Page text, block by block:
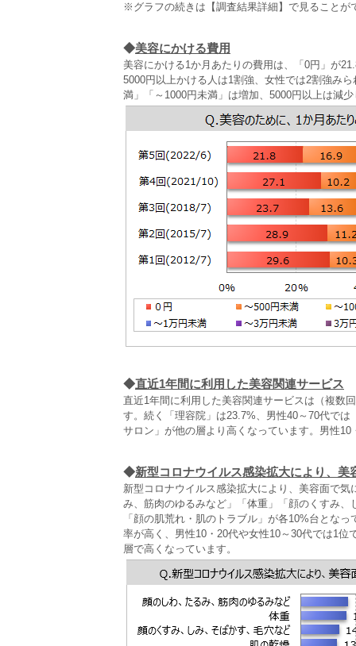
※グラフの続きは【調査結果詳細】で見ることが
◆美容にかける費用
美容にかける1か月あたりの費用は、「0円」が
5000円以上かける人は1割強、女性では2割強み
満」「～1000円未満」は増加、5000円以上は減
◆直近1年間に利用した美容関連サービス
直近1年間に利用した美容関連サービスは（複数
す。続く「理容院」は23.7%、男性40～70代で
サロン」が他の層より高くなっています。男性
◆新型コロナウイルス感染拡大により、
新型コロナウイルス感染拡大により、美容面で
み、筋肉のゆるみなど」「体重」「顔のくすみ
「顔の肌荒れ・肌のトラブル」が各10%台とな
率が高く、男性10・20代や女性10～30代では1
層で高くなっています。